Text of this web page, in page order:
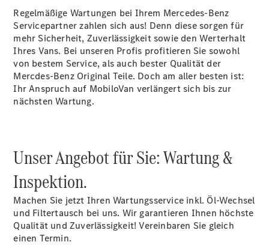
Startseite
Ansprechpartner
finden
Probefahrt
vereinbaren
Beratung
vereinbaren
Servicetermin
Regelmäßige Wartungen bei Ihrem Mercedes-Benz
Servicepartner zahlen sich aus! Denn diese sorgen für
mehr Sicherheit, Zuverlässigkeit sowie den Werterhalt
Ihres Vans. Bei unseren Profis profitieren Sie sowohl
von bestem Service, als auch bester Qualität der
Mercdes-Benz Original Teile. Doch am aller besten ist:
Ihr Anspruch auf MobiloVan verlängert sich bis zur
nächsten Wartung.
Unser Angebot für Sie: Wartung &
Inspektion.
Machen Sie jetzt Ihren Wartungsservice inkl. Öl-Wechsel
und Filtertausch bei uns. Wir garantieren Ihnen höchste
Qualität und Zuverlässigkeit! Vereinbaren Sie gleich
einen Termin.